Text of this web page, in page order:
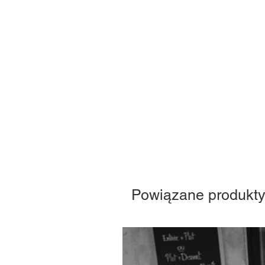
Powiązane produkty